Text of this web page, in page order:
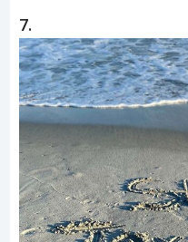
7.